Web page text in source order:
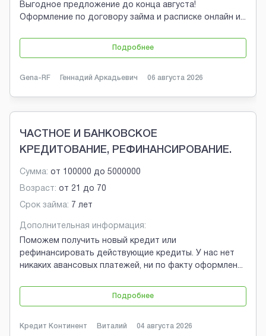
Выгодное предложение до конца августа!
Оформление по договору займа и расписке онлайн и...
Подробнее
Gena-RF Геннадий Аркадьевич 06 августа 2026
ЧАСТНОЕ И БАНКОВСКОЕ
КРЕДИТОВАНИЕ, РЕФИНАНСИРОВАНИЕ.
Сумма: от 100000 до 5000000
Возраст: от 21 до 70
Срок займа: 7 лет
Дополнительная информация:
Поможем получить новый кредит или
рефинансировать действующие кредиты. У нас нет
никаких авансовых платежей, ни по факту оформлен...
Подробнее
Кредит Континент Виталий 04 августа 2026